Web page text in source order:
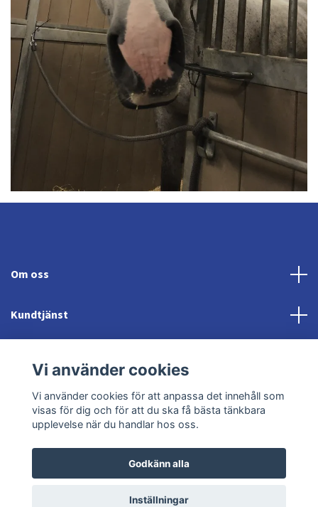
Om oss
Kundtjänst
Sociala medier
© 2026 Jonröds EquishopPowered by Quickbutik
Vi använder cookies
Vi använder cookies för att anpassa det innehåll som
visas för dig och för att du ska få bästa tänkbara
upplevelse när du handlar hos oss.
Godkänn alla
Inställningar